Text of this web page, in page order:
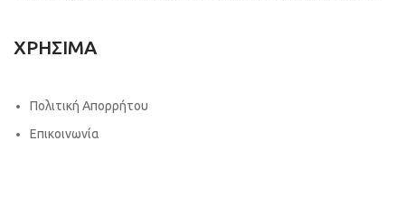
ΧΡΗΣΙΜΑ
Πολιτική Απορρήτου
Επικοινωνία